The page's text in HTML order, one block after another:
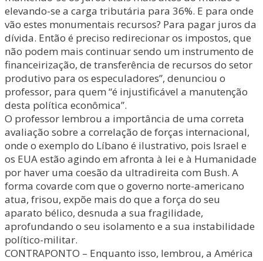
elevando-se a carga tributária para 36%. E para onde
vão estes monumentais recursos? Para pagar juros da
dívida. Então é preciso redirecionar os impostos, que
não podem mais continuar sendo um instrumento de
financeirização, de transferência de recursos do setor
produtivo para os especuladores”, denunciou o
professor, para quem “é injustificável a manutenção
desta política econômica”.
O professor lembrou a importância de uma correta
avaliação sobre a correlação de forças internacional,
onde o exemplo do Líbano é ilustrativo, pois Israel e
os EUA estão agindo em afronta à lei e à Humanidade
por haver uma coesão da ultradireita com Bush. A
forma covarde com que o governo norte-americano
atua, frisou, expõe mais do que a força do seu
aparato bélico, desnuda a sua fragilidade,
aprofundando o seu isolamento e a sua instabilidade
político-militar.
CONTRAPONTO – Enquanto isso, lembrou, a América